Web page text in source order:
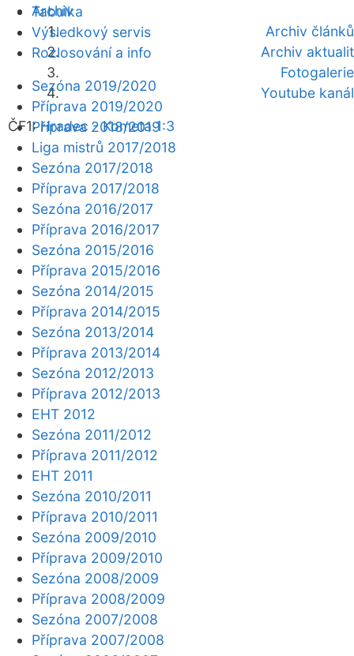
Archiv
Archiv článků
Archiv aktualit
Fotogalerie
Youtube kanál
ČF1:Hradec - Kometa 1:3
Tabulka
Výsledkový servis
Rozlosování a info
Sezóna 2019/2020
Příprava 2019/2020
Příprava 2018/2019
Liga mistrů 2017/2018
Sezóna 2017/2018
Příprava 2017/2018
Sezóna 2016/2017
Příprava 2016/2017
Sezóna 2015/2016
Příprava 2015/2016
Sezóna 2014/2015
Příprava 2014/2015
Sezóna 2013/2014
Příprava 2013/2014
Sezóna 2012/2013
Příprava 2012/2013
EHT 2012
Sezóna 2011/2012
Příprava 2011/2012
EHT 2011
Sezóna 2010/2011
Příprava 2010/2011
Sezóna 2009/2010
Příprava 2009/2010
Sezóna 2008/2009
Příprava 2008/2009
Sezóna 2007/2008
Příprava 2007/2008